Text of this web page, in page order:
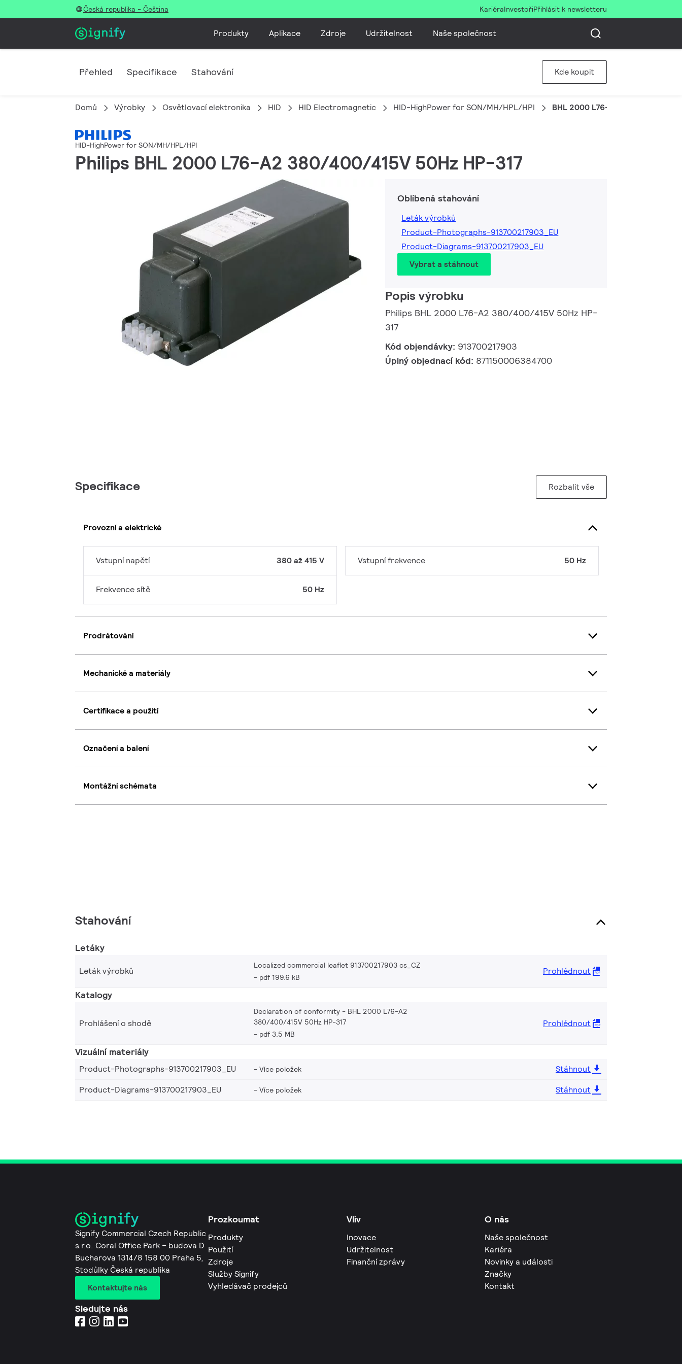
Česká republika - Čeština KariéraInvestořiPřihlásit k newsletteru
Produkty Aplikace Zdroje Udržitelnost Naše společnost
Přehled Specifikace Stahování Kde koupit
Domů Výrobky Osvětlovací elektronika HID HID Electromagnetic HID-HighPower for SON/MH/HPL/HPI BHL 2000 L76-A2 380/400/415V
HID-HighPower for SON/MH/HPL/HPI
Philips BHL 2000 L76-A2 380/400/415V 50Hz HP-317
Oblíbená stahování
Leták výrobků
Product-Photographs-913700217903_EU
Product-Diagrams-913700217903_EU
Vybrat a stáhnout
Popis výrobku
Philips BHL 2000 L76-A2 380/400/415V 50Hz HP-
317
Kód objendávky: 913700217903
Úplný objednací kód: 871150006384700
Specifikace Rozbalit vše
Provozní a elektrické
Vstupní napětí 380 až 415 V
Frekvence sítě 50 Hz
Vstupní frekvence 50 Hz
Prodrátování
Mechanické a materiály
Certifikace a použití
Označení a balení
Montážní schémata
Stahování
Letáky
Leták výrobků
Localized commercial leaflet 913700217903 cs_CZ
pdf 199.6 kB
Prohlédnout
Katalogy
Prohlášení o shodě
Declaration of conformity - BHL 2000 L76-A2
380/400/415V 50Hz HP-317
pdf 3.5 MB
Prohlédnout
Vizuální materiály
Product-Photographs-913700217903_EU Více položek
Stáhnout
Product-Diagrams-913700217903_EU
Více položek Stáhnout
Signify Commercial Czech Republic
s.r.o. Coral Office Park – budova D
Bucharova 1314/8 158 00 Praha 5,
Stodůlky Česká republika
Kontaktujte nás
Sledujte nás
Prozkoumat
Produkty
Použití
Zdroje
Služby Signify
Vyhledávač prodejců
Vliv
Inovace
Udržitelnost
Finanční zprávy
O nás
Naše společnost
Kariéra
Novinky a události
Značky
Kontakt